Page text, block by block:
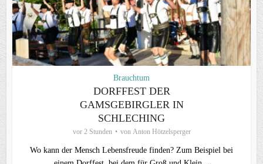
Brauchtum
DORFFEST DER
GAMSGEBIRGLER IN
SCHLECHING
vor 2 Stunden von Anton Hötzelsperger
Wo kann der Mensch Lebensfreude finden? Zum Beispiel bei